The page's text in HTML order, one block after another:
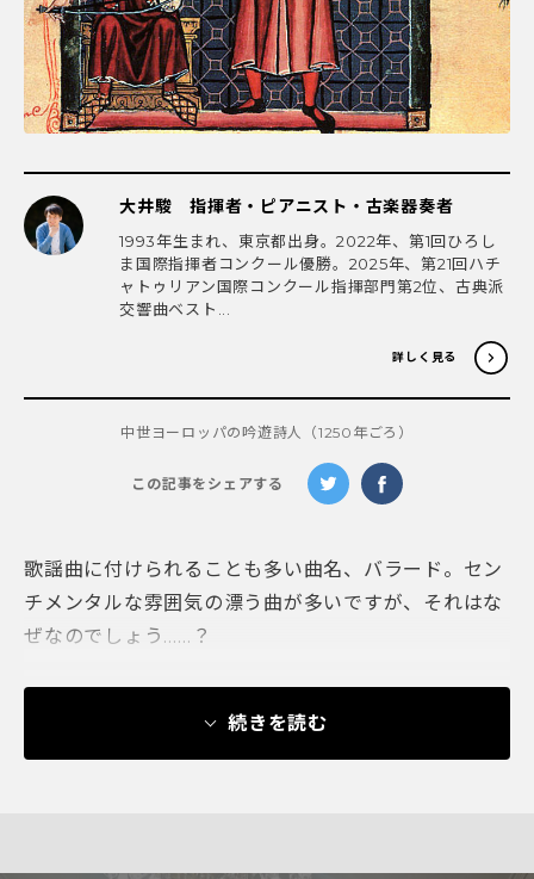
大井駿 指揮者・ピアニスト・古楽器奏者
1993年生まれ、東京都出身。2022年、第1回ひろし
ま国際指揮者コンクール優勝。2025年、第21回ハチ
ャトゥリアン国際コンクール指揮部門第2位、古典派
交響曲ベスト...
詳しく見る
中世ヨーロッパの吟遊詩人（1250年ごろ）
この記事をシェアする
歌謡曲に付けられることも多い曲名、バラード。 セン
チメンタルな雰囲気の漂う曲が多いですが、それはな
ぜなのでしょう……？
続きを読む